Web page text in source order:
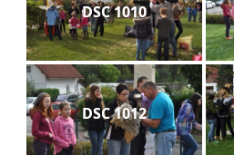
DSC 1010
DSC 1012